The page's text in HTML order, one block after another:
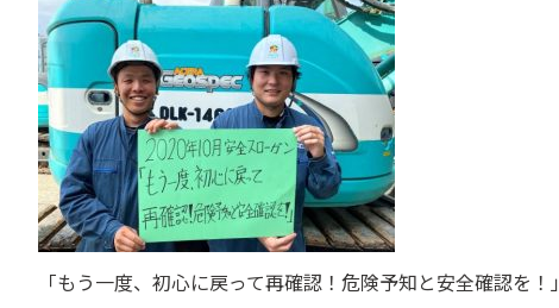
「もう一度、初心に戻って再確認！危険予知と安全確認を！」